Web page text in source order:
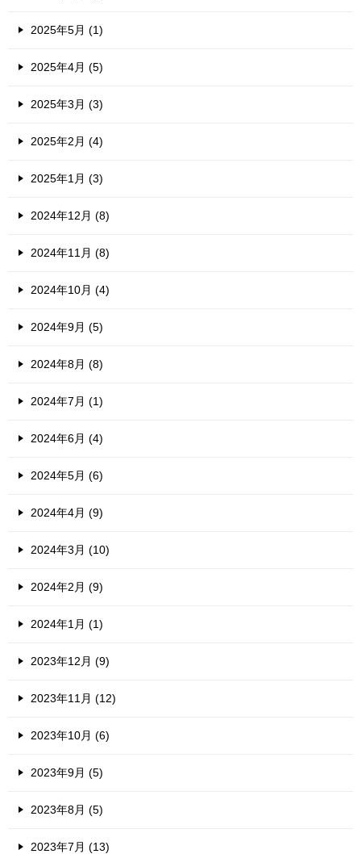
2025年5月 (1)
2025年4月 (5)
2025年3月 (3)
2025年2月 (4)
2025年1月 (3)
2024年12月 (8)
2024年11月 (8)
2024年10月 (4)
2024年9月 (5)
2024年8月 (8)
2024年7月 (1)
2024年6月 (4)
2024年5月 (6)
2024年4月 (9)
2024年3月 (10)
2024年2月 (9)
2024年1月 (1)
2023年12月 (9)
2023年11月 (12)
2023年10月 (6)
2023年9月 (5)
2023年8月 (5)
2023年7月 (13)